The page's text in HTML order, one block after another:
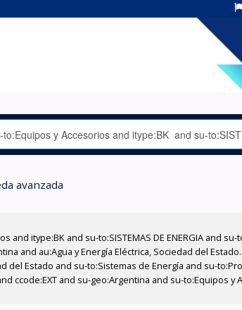
avanzada
itype:BK and su-to:SISTEMAS DE ENERGIA and
and au:Agua y Energía Eléctrica, Sociedad del
del Estado and su-to:Sistemas de Energía and su-
ccode:EXT and su-geo:Argentina and su-to:Equipos